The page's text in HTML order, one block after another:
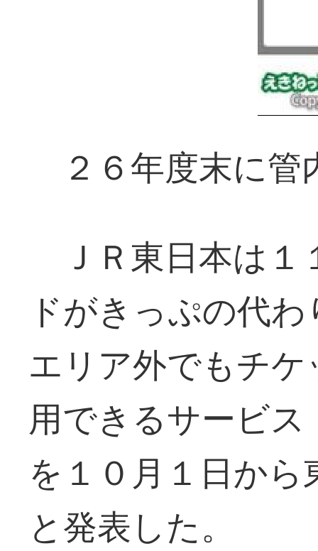
２６年度末に管
ＪＲ東日本は１
ドがきっぷの代
エリア外でもチ
用できるサービ
を１０月１日か
と発表した。